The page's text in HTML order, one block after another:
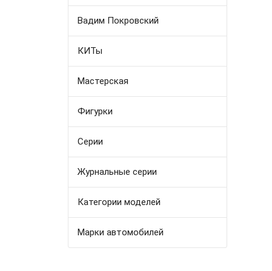
Вадим Покровский
КИТы
Мастерская
Фигурки
Серии
Журнальные серии
Категории моделей
Марки автомобилей